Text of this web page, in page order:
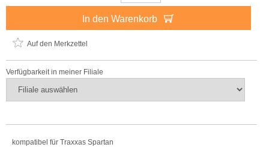
In den Warenkorb
Auf den Merkzettel
Verfügbarkeit in meiner Filiale
kompatibel für Traxxas Spartan